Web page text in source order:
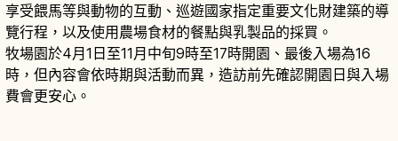
享受餵馬等與動物的互動、巡遊國家指定重要文化財建築的導
覽行程，以及使用農場食材的餐點與乳製品的採買。
牧場園於4月1日至11月中旬9時至17時開園、最後入場為16
時，但內容會依時期與活動而異，造訪前先確認開園日與入場
費會更安心。